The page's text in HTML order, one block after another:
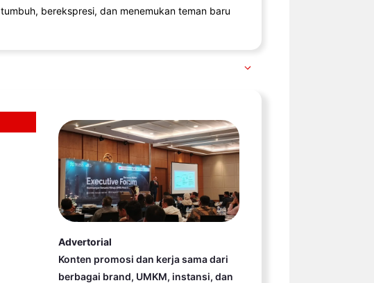
tumbuh, berekspresi, dan menemukan teman baru
Advertorial
Konten promosi dan kerja sama dari
berbagai brand, UMKM, instansi, dan